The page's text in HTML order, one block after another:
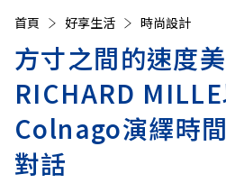
首頁 好享生活 時尚設計
方寸之間的速度美
RICHARD
Colnago演繹時
對話